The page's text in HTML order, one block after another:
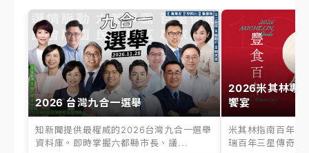
2026 台灣九合一選舉
知新聞提供最權威的2026台灣九合一選舉
資料庫。即時掌握六都縣市長、議...
2026米其林專
饗宴
米其林指南百年之
瑞百年三星傳奇、